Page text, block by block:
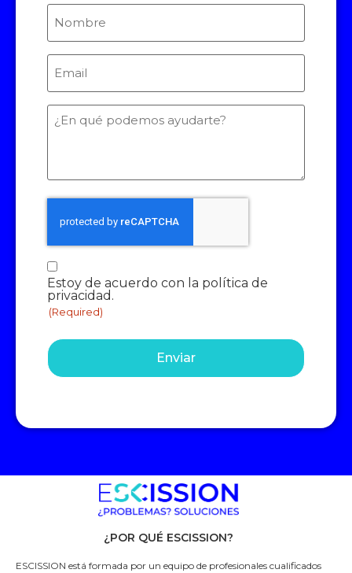
Nombre
Email
(Required)
¿En
qué
Consentimiento
(Required)
Estoy de acuerdo con la política de
privacidad.
(Required)
¿POR QUÉ ESCISSION?
ESCISSION está formada por un equipo de profesionales cualificados